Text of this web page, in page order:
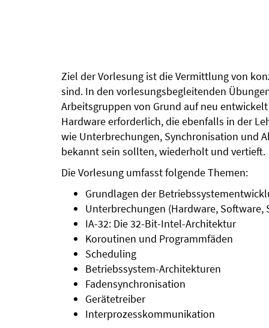
Ziel der Vorlesung ist die Vermittlung von
sind. In den vorlesungsbegleitenden
Arbeitsgruppen von Grund auf neu
Hardware erforderlich, die ebenfalls in der
wie Unterbrechungen, Synchronisation und
bekannt sein sollten, wiederholt und vertieft.
Die Vorlesung umfasst folgende Themen:
Grundlagen der
Unterbrechungen (Hardware, Software,
IA-32: Die 32-Bit-Intel-Architektur
Koroutinen und Programmfäden
Scheduling
Betriebssystem-Architekturen
Fadensynchronisation
Gerätetreiber
Interprozesskommunikation